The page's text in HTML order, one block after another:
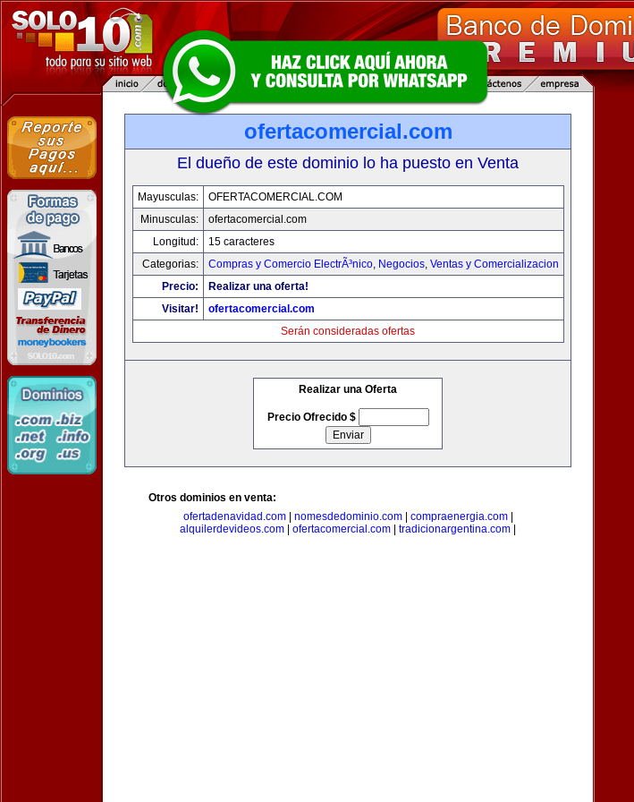
ofertacomercial.com
El dueño de este dominio lo ha puesto en Venta
Mayusculas:
OFERTACOMERCIAL.COM
Minusculas:
ofertacomercial.com
Longitud:
15 caracteres
Categorias:
Compras y Comercio ElectrÃ³nico, Negocios, Ventas y Comercializacion
Precio:
Realizar una oferta!
Visitar!
ofertacomercial.com
Serán consideradas ofertas
Realizar una Oferta
Precio Ofrecido $
Otros dominios en venta:
ofertadenavidad.com| nomesdedominio.com| compraenergia.com|
alquilerdevideos.com
ofertacomercial.com tradicionargentina.com